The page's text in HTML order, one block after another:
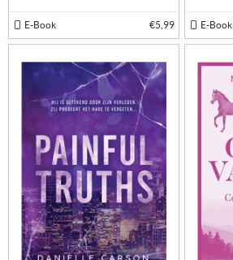
E-Book €5,99 E-Book